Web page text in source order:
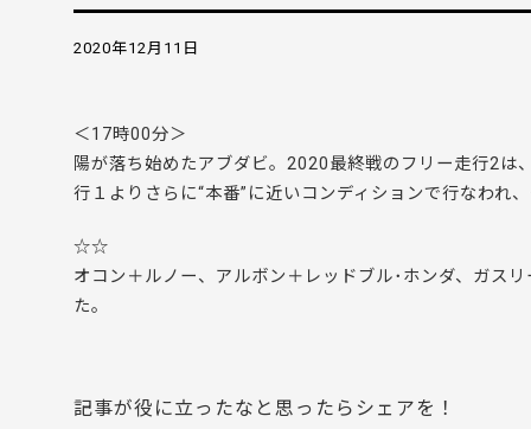
2020年12月11日
＜17時00分＞
陽が落ち始めたアブダビ。2020最終戦のフリー走行2は
行１よりさらに“本番”に近いコンディションで行なわれ
☆☆
オコン＋ルノー、アルボン＋レッドブル･ホンダ、ガス
た。
記事が役に立ったなと思ったらシェアを！